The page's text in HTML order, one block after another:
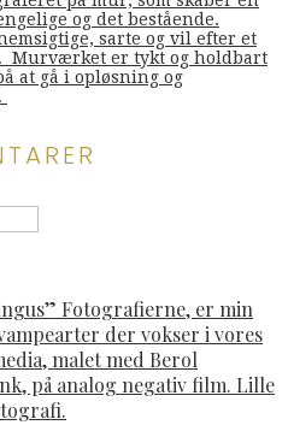
og det bestående.
sarte og vil efter et
Murværket er tykt og holdbart
at gå i opløsning og
Fotografierne, er min
der vokser i vores
malet med Berol
på analog negativ film. Lille